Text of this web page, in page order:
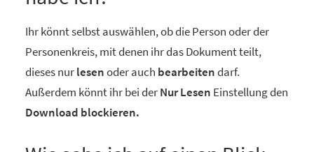
Ihr könnt selbst auswählen, ob die Person oder der
Personenkreis, mit denen ihr das Dokument teilt,
dieses nurlesenoder auch bearbeitendarf.
Außerdem könnt ihr bei derNur Lesen Einstellung den
Download blockieren.